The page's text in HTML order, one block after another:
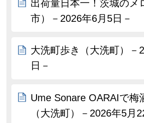
出荷量日本一！茨城のメ
市）－2026年6月5日－
大洗町歩き（大洗町）－
日－
Ume Sonare OARAIで梅
（大洗町）－2026年5月